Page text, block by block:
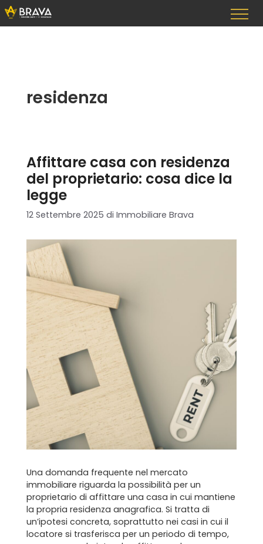
Vai
al
contenuto
residenza
Affittare casa con residenza
del proprietario: cosa dice la
legge
12 Settembre 2025 di Immobiliare Brava
Una domanda frequente nel mercato
immobiliare riguarda la possibilità per un
proprietario di affittare una casa in cui mantiene
la propria residenza anagrafica. Si tratta di
un’ipotesi concreta, soprattutto nei casi in cui il
locatore si trasferisca per un periodo di tempo,